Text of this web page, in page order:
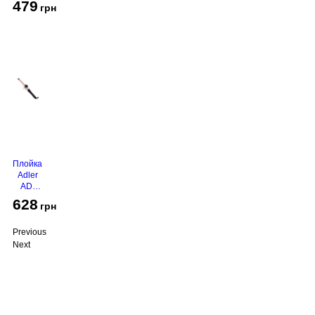
Grey
479 грн
Плойка
Adler
AD-
628 грн
Previous
Next